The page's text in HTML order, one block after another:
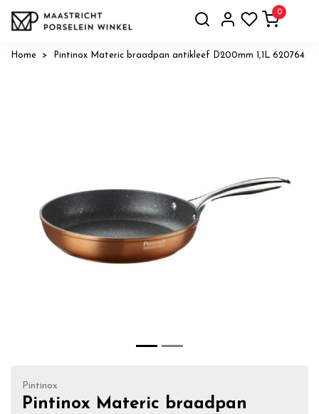
0
Home Pintinox Materic braadpan antikleef D200mm 1,1L 620764
Vorige
Pintinox
Pintinox Materic braadpan